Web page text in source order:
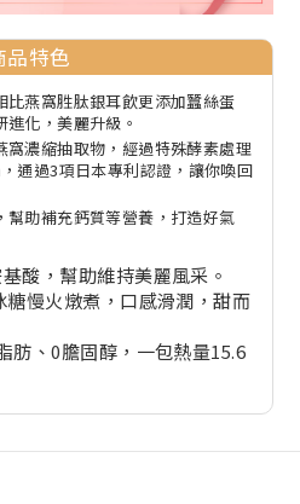
品特色
燕窩胜肽銀耳飲更添加蠶絲蛋
化，美麗升級。
濃縮抽取物，經過特殊酵素處理
通過3項日本專利認證，讓你喚回
助補充鈣質等營養，打造好氣
酸，幫助維持美麗風采。
慢火燉煮，口感滑潤，甜而
肪、0膽固醇，一包熱量15.6